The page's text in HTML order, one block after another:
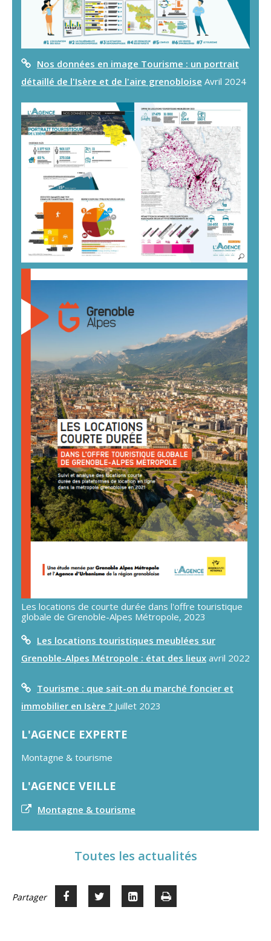
Nos données en image Tourisme : un portrait
détaillé de l'Isère et de l'aire grenobloise Avril 2024
Les locations de courte durée dans l'offre touristique
globale de Grenoble-Alpes Métropole, 2023
Les locations touristiques meublées sur
Grenoble-Alpes Métropole : état des lieux avril 2022
Tourisme : que sait-on du marché foncier et
immobilier en Isère ? Juillet 2023
L'AGENCE EXPERTE
Montagne & tourisme
L'AGENCE VEILLE
Montagne & tourisme
Toutes les actualités
Partager Partager
Partager
Voir
Imprimer